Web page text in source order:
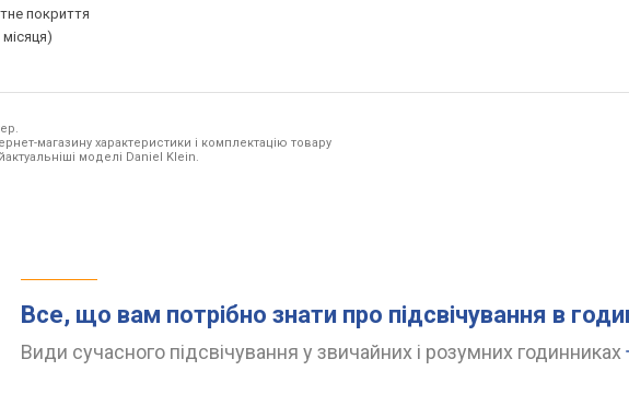
покриття
магазину характеристики і комплектацію товару
моделі Daniel Klein.
Все, що вам потрібно знати про підсвічування в
Види сучасного підсвічування у звичайних і розумних годинниках